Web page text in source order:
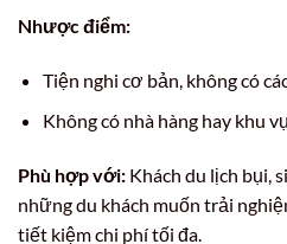
Nhược điểm:
Tiện nghi cơ bản, không có
Không có nhà hàng hay khu
Phù hợp với: Khách du lịch bụi,
những du khách muốn trải
tiết kiệm chi phí tối đa.